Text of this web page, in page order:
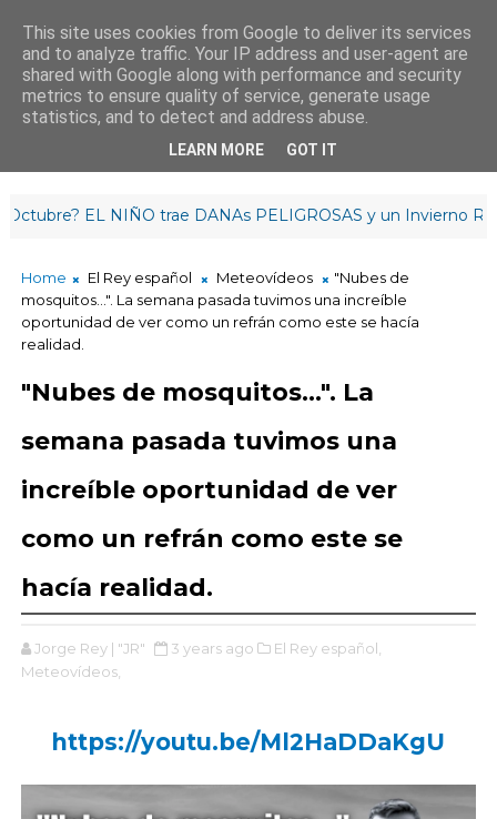
¡Buenas tardes!
18 :5 1: 16
EL NIÑO trae DANAs PELIGROSAS y un Invierno
Home El Rey español Meteovídeos
"Nubes de
mosquitos...". La semana pasada tuvimos una increíble
oportunidad de ver como un refrán como este se hacía
realidad.
"Nubes de mosquitos...". La
semana pasada tuvimos una
increíble oportunidad de ver
como un refrán como este se
hacía realidad.
Jorge Rey | "JR" 3 years ago
El Rey español,
Meteovídeos,
https://youtu.be/Ml2HaDDaKgU
This site uses cookies from Google to deliver its services
and to analyze traffic. Your IP address and user-agent are
shared with Google along with performance and security
metrics to ensure quality of service, generate usage
statistics, and to detect and address abuse.
LEARN MORE GOT IT